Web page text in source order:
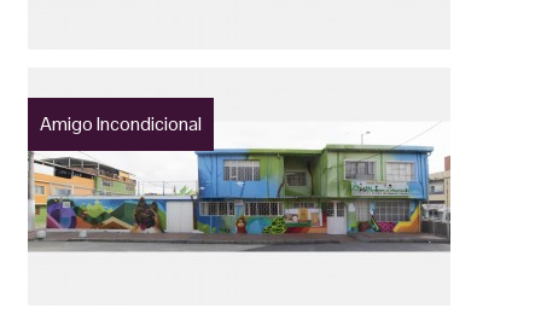
Amigo Incondicional